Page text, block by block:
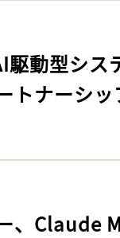
駆動型シ
トナーシ
、Claude